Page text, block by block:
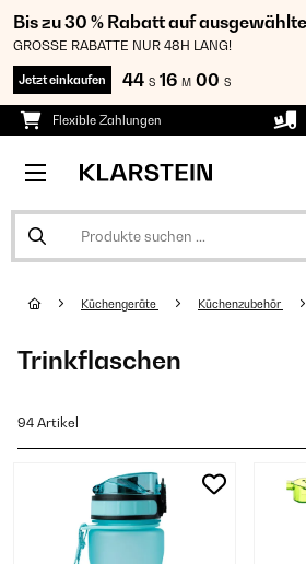
Bis zu 30 % Rabatt auf
GROSSE RABATTE NUR 48H LANG!
Jetzt einkaufen 44 S 15 M 59 S
Flexible Zahlungen
Küchengeräte Küchenzubehör
Trinkflaschen
94 Artikel